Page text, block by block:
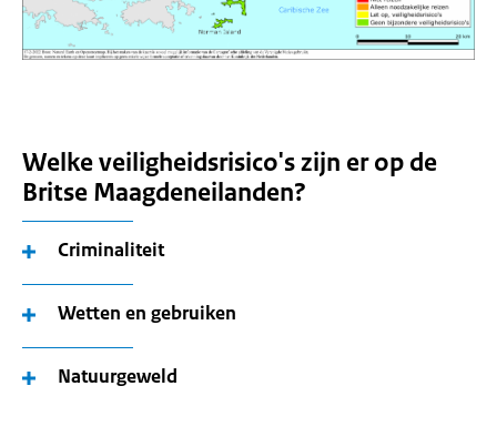
Welke veiligheidsrisico's zijn er op de
Britse Maagdeneilanden?
Criminaliteit
Wetten en gebruiken
Natuurgeweld